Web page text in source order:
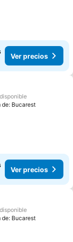
Ver precios
de: Bucarest
Ver precios
de: Bucarest